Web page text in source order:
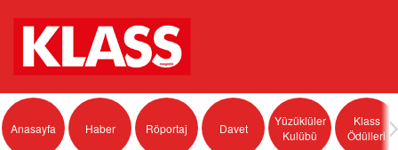
Anasayfa Haber Röportaj Davet
Yüzüklüler
Kulübü
Klass
Ödülleri